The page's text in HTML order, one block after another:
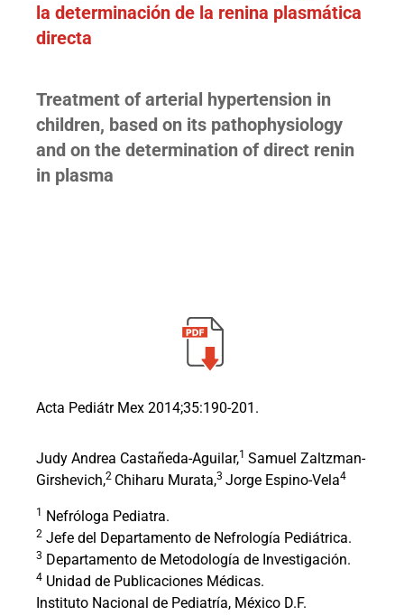
la determinación de la renina plasmática
directa
Treatment of arterial hypertension in
children, based on its pathophysiology
and on the determination of direct renin
in plasma
Acta Pediátr Mex 2014;35:190-201.
Judy Andrea Castañeda-Aguilar,1 Samuel Zaltzman-
Girshevich,2 Chiharu Murata,3 Jorge Espino-Vela4
1 Nefróloga Pediatra.
2 Jefe del Departamento de Nefrología Pediátrica.
3 Departamento de Metodología de Investigación.
4 Unidad de Publicaciones Médicas.
Instituto Nacional de Pediatría, México D.F.